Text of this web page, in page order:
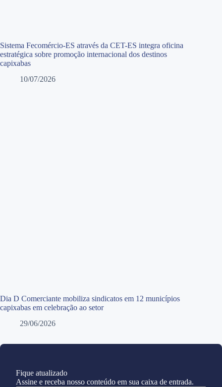
Sistema Fecomércio-ES através da CET-ES integra oficina
estratégica sobre promoção internacional dos destinos
capixabas
10/07/2026
Dia D Comerciante mobiliza sindicatos em 12 municípios
capixabas em celebração ao setor
29/06/2026
Fique atualizado
Assine e receba nosso conteúdo em sua caixa de entrada.